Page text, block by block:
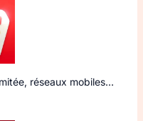
réseaux mobiles…